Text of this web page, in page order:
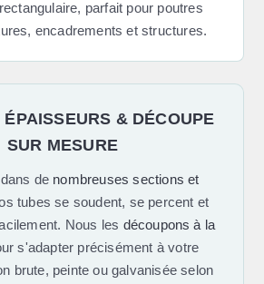
parfait pour poutres
encadrements et structures.
& DÉCOUPE
SUR MESURE
de nombreuses sections et
tubes se soudent, se percent et
Nous les découpons à la
s'adapter précisément à votre
brute, peinte ou galvanisée selon